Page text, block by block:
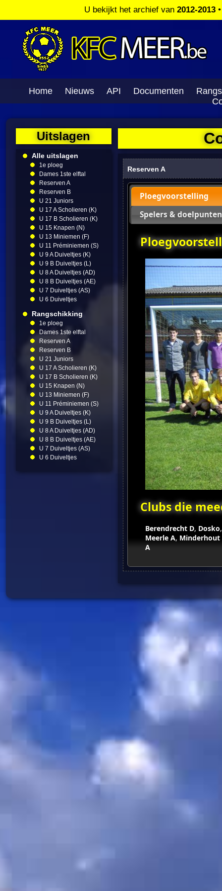
U bekijkt het archief van 2012-2013
Home Nieuws API Documenten
Uitslagen
Alle uitslagen
1e ploeg
Dames 1ste elftal
Reserven A
Reserven B
U 21 Juniors
U 17 A Scholieren (K)
U 17 B Scholieren (K)
U 15 Knapen (N)
U 13 Miniemen (F)
U 11 Préminiemen (S)
U 9 A Duiveltjes (K)
U 9 B Duiveltjes (L)
U 8 A Duiveltjes (AD)
U 8 B Duiveltjes (AE)
U 7 Duiveltjes (AS)
U 6 Duiveltjes
Rangschikking
1e ploeg
Dames 1ste elftal
Reserven A
Reserven B
U 21 Juniors
U 17 A Scholieren (K)
U 17 B Scholieren (K)
U 15 Knapen (N)
U 13 Miniemen (F)
U 11 Préminiemen (S)
U 9 A Duiveltjes (K)
U 9 B Duiveltjes (L)
U 8 A Duiveltjes (AD)
U 8 B Duiveltjes (AE)
U 7 Duiveltjes (AS)
U 6 Duiveltjes
Reserven A
Ploegvoorstelling
Spelers & doelpunten
Clubs die
Berendrecht D, Dosko
Meerle A, Minderhout
A